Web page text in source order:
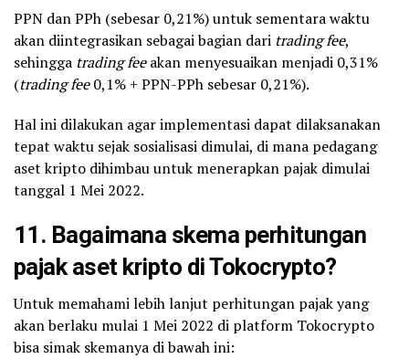
PPN dan PPh (sebesar 0,21%) untuk sementara waktu
akan diintegrasikan sebagai bagian dari trading fee,
sehingga trading feeakan menyesuaikan menjadi 0,31%
(trading fee0,1% + PPN-PPh sebesar 0,21%).
Hal ini dilakukan agar implementasi dapat dilaksanakan
tepat waktu sejak sosialisasi dimulai, di mana pedagang
aset kripto dihimbau untuk menerapkan pajak dimulai
tanggal 1 Mei 2022.
11. Bagaimana skema perhitungan
pajak aset kripto di Tokocrypto?
Untuk memahami lebih lanjut perhitungan pajak yang
akan berlaku mulai 1 Mei 2022 di platform Tokocrypto
bisa simak skemanya di bawah ini: